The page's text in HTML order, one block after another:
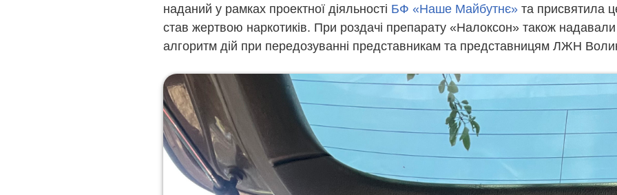
наданий у рамках проектної діяльності БФ «Наше Майбутнє» та присвятила
став жертвою наркотиків. При роздачі препарату «Налоксон» також надавали
алгоритм дій при передозуванні представникам та представницям ЛЖН